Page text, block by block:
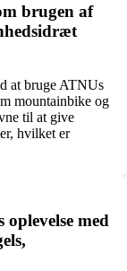
brugen af
at bruge ATNUs
mountainbike og
til at give
hvilket er
med